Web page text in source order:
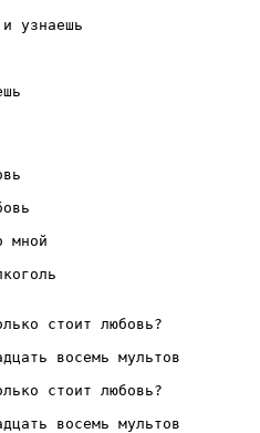
узнаешь
мной
стоит любовь?
восемь мультов
стоит любовь?
восемь мультов